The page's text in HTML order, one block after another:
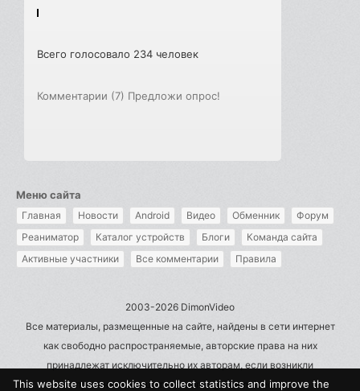
Всего голосовало 234 человек
Комментарии (7) Предложи опрос!
Меню сайта
Главная Новости Android Видео Обменник
Форум
Реаниматор
Каталог устройств Блоги
Команда сайта
Активные участники
Все комментарии Правила
2003-2026 DimonVideo
Все материалы, размещенные на сайте, найдены в сети интернет
как свободно распространяемые, авторские права на них
принадлежат исключительно их авторам, если возникли
претензии - пишите на admin@dimonvideo.ru
This website uses cookies to collect statistics and improve the